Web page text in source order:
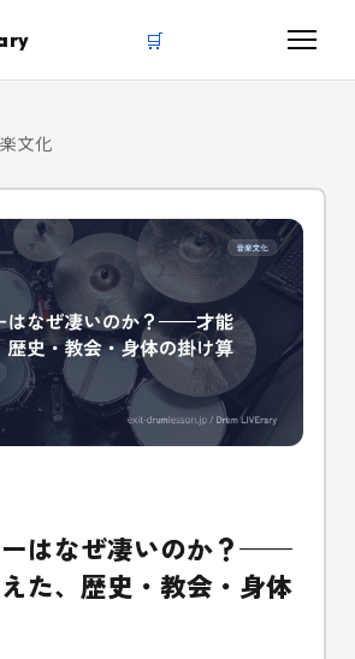
🛒
文化
はなぜ凄いのか？——
た、歴史・教会・身体